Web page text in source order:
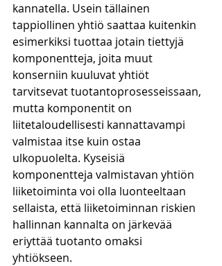
kannatella. Usein tällainen
tappiollinen yhtiö saattaa kuitenkin
esimerkiksi tuottaa jotain tiettyjä
komponentteja, joita muut
konserniin kuuluvat yhtiöt
tarvitsevat tuotantoprosesseissaan,
mutta komponentit on
liitetaloudellisesti kannattavampi
valmistaa itse kuin ostaa
ulkopuolelta. Kyseisiä
komponentteja valmistavan yhtiön
liiketoiminta voi olla luonteeltaan
sellaista, että liiketoiminnan riskien
hallinnan kannalta on järkevää
eriyttää tuotanto omaksi
yhtiökseen.